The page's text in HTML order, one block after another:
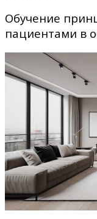
Обучение
пациентами в